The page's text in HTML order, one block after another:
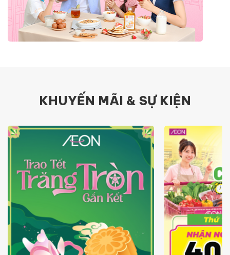
KHUYẾN MÃI & SỰ KIỆN